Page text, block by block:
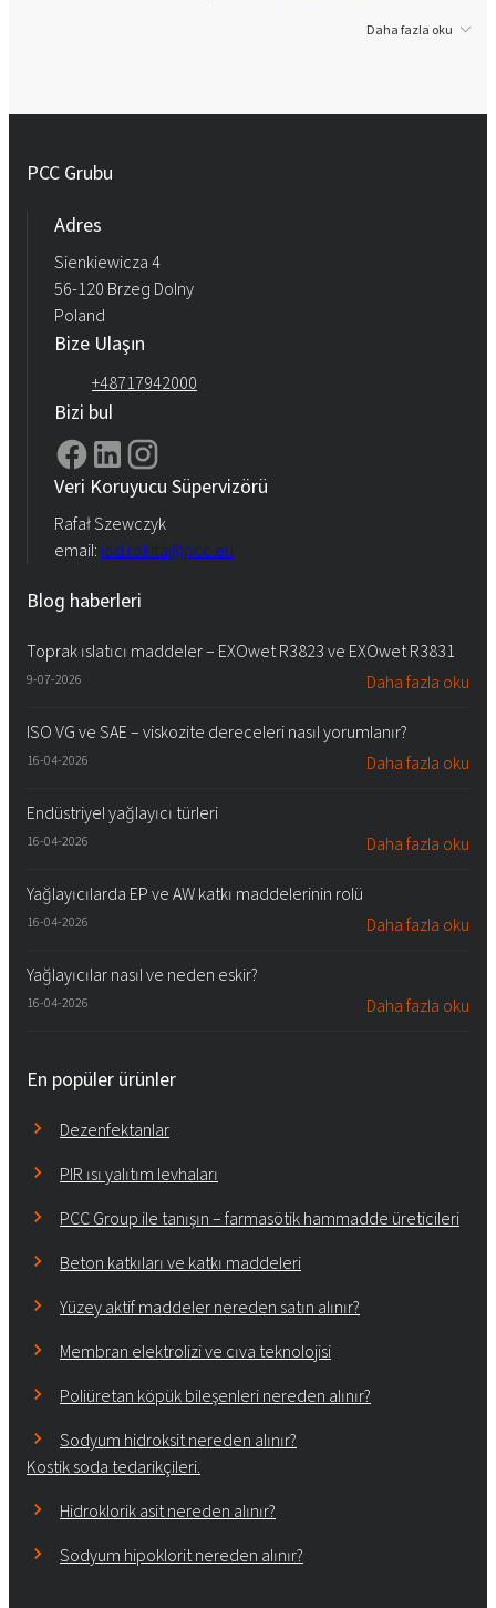
Daha fazla oku
PCC Grubu
Adres
Sienkiewicza 4
56-120 Brzeg Dolny
Poland
Bize Ulaşın
+48717942000
Bizi bul
Veri Koruyucu Süpervizörü
Rafał Szewczyk
email: iod.rokita@pcc.eu
Blog haberleri
Toprak ıslatıcı maddeler – EXOwet R3823 ve EXOwet R3831
9-07-2026 Daha fazla oku
ISO VG ve SAE – viskozite dereceleri nasıl yorumlanır?
16-04-2026 Daha fazla oku
Endüstriyel yağlayıcı türleri
16-04-2026 Daha fazla oku
Yağlayıcılarda EP ve AW katkı maddelerinin rolü
16-04-2026 Daha fazla oku
Yağlayıcılar nasıl ve neden eskir?
16-04-2026 Daha fazla oku
En popüler ürünler
Dezenfektanlar
PIR ısı yalıtım levhaları
PCC Group ile tanışın – farmasötik hammadde üreticileri
Beton katkıları ve katkı maddeleri
Yüzey aktif maddeler nereden satın alınır?
Membran elektrolizi ve cıva teknolojisi
Poliüretan köpük bileşenleri nereden alınır?
Sodyum hidroksit nereden alınır?
Kostik soda tedarikçileri.
Hidroklorik asit nereden alınır?
Sodyum hipoklorit nereden alınır?